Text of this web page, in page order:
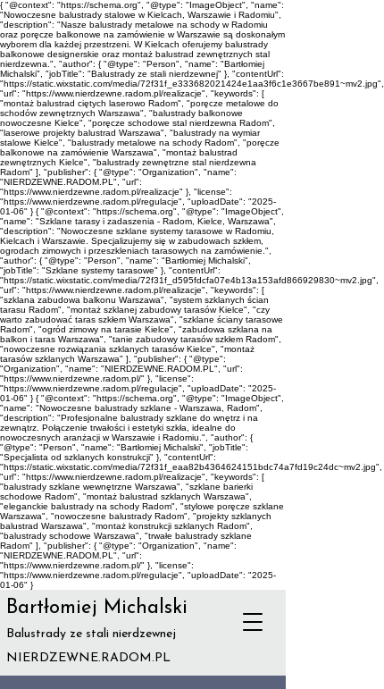
{ "@context": "https://schema.org", "@type": "ImageObject", "name":
"Nowoczesne balustrady stalowe w Kielcach, Warszawie i Radomiu",
"description": "Nasze balustrady metalowe na schody w Radomiu
oraz poręcze balkonowe na zamówienie w Warszawie są doskonałym
wyborem dla każdej przestrzeni. W Kielcach oferujemy balustrady
balkonowe designerskie oraz montaż balustrad zewnętrznych stal
nierdzewna.", "author": { "@type": "Person", "name": "Bartłomiej
Michalski", "jobTitle": "Balustrady ze stali nierdzewnej" }, "contentUrl":
"https://static.wixstatic.com/media/72f31f_e333682021424e1aa3f6c1e3667be891~mv2.jpg",
"url": "https://www.nierdzewne.radom.pl/realizacje", "keywords": [
"montaż balustrad ciętych laserowo Radom", "poręcze metalowe do
schodów zewnętrznych Warszawa", "balustrady balkonowe
nowoczesne Kielce", "poręcze schodowe stal nierdzewna Radom",
"laserowe projekty balustrad Warszawa", "balustrady na wymiar
stalowe Kielce", "balustrady metalowe na schody Radom", "poręcze
balkonowe na zamówienie Warszawa", "montaż balustrad
zewnętrznych Kielce", "balustrady zewnętrzne stal nierdzewna
Radom" ], "publisher": { "@type": "Organization", "name":
"NIERDZEWNE.RADOM.PL", "url":
"https://www.nierdzewne.radom.pl/realizacje" }, "license":
"https://www.nierdzewne.radom.pl/regulacje", "uploadDate": "2025-
01-06" } { "@context": "https://schema.org", "@type": "ImageObject",
"name": "Szklane tarasy i zadaszenia - Radom, Kielce, Warszawa",
"description": "Nowoczesne szklane systemy tarasowe w Radomiu,
Kielcach i Warszawie. Specjalizujemy się w zabudowach szkłem,
ogrodach zimowych i przeszkleniach tarasowych na zamówienie.",
"author": { "@type": "Person", "name": "Bartłomiej Michalski",
"jobTitle": "Szklane systemy tarasowe" }, "contentUrl":
"https://static.wixstatic.com/media/72f31f_d595fdcfa07e4b13a153afd866929830~mv2.jpg",
"url": "https://www.nierdzewne.radom.pl/realizacje", "keywords": [
"szklana zabudowa balkonu Warszawa", "system szklanych ścian
tarasu Radom", "montaż szklanej zabudowy tarasów Kielce", "czy
warto zabudować taras szkłem Warszawa", "szklane ściany tarasowe
Radom", "ogród zimowy na tarasie Kielce", "zabudowa szklana na
balkon i taras Warszawa", "tanie zabudowy tarasów szkłem Radom",
"nowoczesne rozwiązania szklanych tarasów Kielce", "montaż
tarasów szklanych Warszawa" ], "publisher": { "@type":
"Organization", "name": "NIERDZEWNE.RADOM.PL", "url":
"https://www.nierdzewne.radom.pl/" }, "license":
"https://www.nierdzewne.radom.pl/regulacje", "uploadDate": "2025-
01-06" } { "@context": "https://schema.org", "@type": "ImageObject",
"name": "Nowoczesne balustrady szklane - Warszawa, Radom",
"description": "Profesjonalne balustrady szklane do wnętrz i na
zewnątrz. Połączenie trwałości i estetyki szkła, idealne do
nowoczesnych aranżacji w Warszawie i Radomiu.", "author": {
"@type": "Person", "name": "Bartłomiej Michalski", "jobTitle":
"Specjalista od szklanych konstrukcji" }, "contentUrl":
"https://static.wixstatic.com/media/72f31f_eaa82b4364624151bdc74a7fd19c24dc~mv2.jpg",
"url": "https://www.nierdzewne.radom.pl/realizacje", "keywords": [
"balustrady szklane wewnętrzne Warszawa", "szklane barierki
schodowe Radom", "montaż balustrad szklanych Warszawa",
"eleganckie balustrady na schody Radom", "stylowe poręcze szklane
Warszawa", "nowoczesne balustrady Radom", "projekty szklanych
balustrad Warszawa", "montaż konstrukcji szklanych Radom",
"balustrady schodowe Warszawa", "trwałe balustrady szklane
Radom" ], "publisher": { "@type": "Organization", "name":
"NIERDZEWNE.RADOM.PL", "url":
"https://www.nierdzewne.radom.pl/" }, "license":
"https://www.nierdzewne.radom.pl/regulacje", "uploadDate": "2025-
01-06" }
Bartłomiej Michalski
Balustrady ze stali nierdzewnej
NIERDZEWNE.RADOM.PL